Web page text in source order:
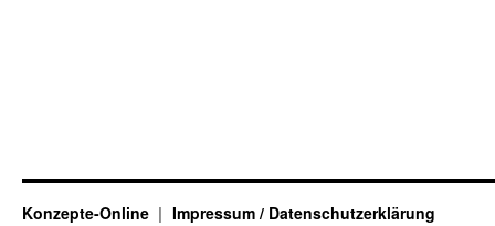
Konzepte-Online Impressum / Datenschutzerklärung